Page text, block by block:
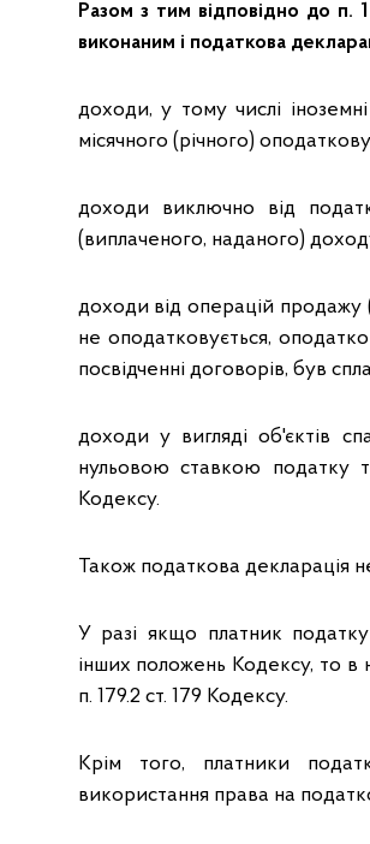
Разом з тим відповідно до п.
виконаним і податкова
доходи, у тому числі
місячного (річного)
доходи виключно від
(виплаченого, наданого)
доходи від операцій продажу
не оподатковується,
посвідченні договорів, був
доходи у вигляді об'єктів
нульовою ставкою податку
Кодексу.
Також податкова декларація
У разі якщо платник
інших положень Кодексу, то в
п. 179.2 ст. 179 Кодексу.
Крім того, платники
використання права на